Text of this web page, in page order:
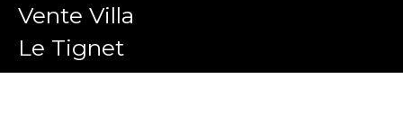
Vente Villa
Le Tignet